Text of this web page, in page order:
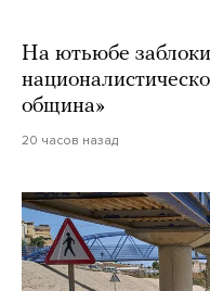
На ютьюбе
община»
20 часов назад